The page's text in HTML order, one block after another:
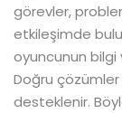
görevler,
etkileşimde
oyuncunun bilgi
Doğru
desteklenir.